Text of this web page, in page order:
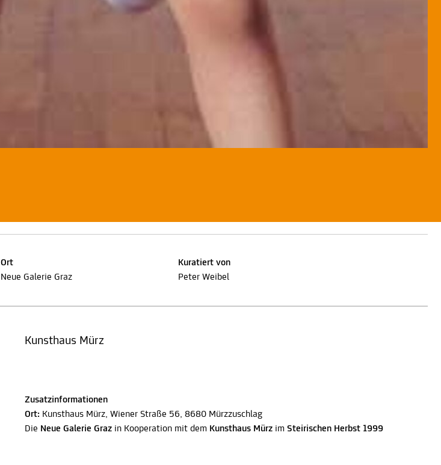
Ort
Neue Galerie Graz
Kuratiert von
Peter Weibel
Kunsthaus Mürz
Zusatzinformationen
Ort: Kunsthaus Mürz, Wiener Straße 56, 8680 Mürzzuschlag
Die Neue Galerie Graz in Kooperation mit dem Kunsthaus Mürz im Steirischen Herbst 1999